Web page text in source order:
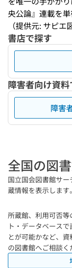
央公論』連載を単
（提供元: サピエ
書店で探す
障害者向け資
障害
全国の図
国立国会図書館サ
蔵情報を表示します。
所蔵館、利用可否
ト・データベース
とが可能かなど、
の図書館へご相談